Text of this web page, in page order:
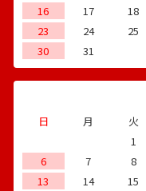
16
17 18
23
24 25
30
31
日 月 火
1
6
7 8
13
14 15